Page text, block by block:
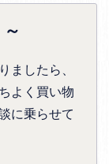
ましたら、
よく買い物
に乗らせて